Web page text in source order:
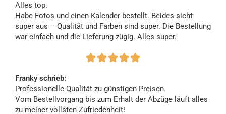
Alles top.
Habe Fotos und einen Kalender bestellt. Beides sieht
super aus – Qualität und Farben sind super. Die Bestellung
war einfach und die Lieferung zügig. Alles super.
    
Franky schrieb:
Professionelle Qualität zu günstigen Preisen.
Vom Bestellvorgang bis zum Erhalt der Abzüge läuft alles
zu meiner vollsten Zufriedenheit!